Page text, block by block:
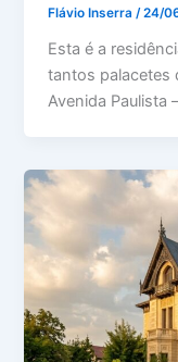
Flávio Inserra /24/
Esta é a
tantos palacetes
Avenida Paulista